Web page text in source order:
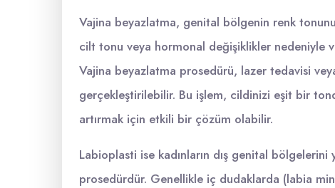
Vajina beyazlatma, genital bölgenin renk
cilt tonu veya hormonal değişiklikler nedeniyle
Vajina beyazlatma prosedürü, lazer tedavisi
gerçekleştirilebilir. Bu işlem, cildinizi eşit bir
artırmak için etkili bir çözüm olabilir.
Labioplasti ise kadınların dış genital
prosedürdür. Genellikle iç dudaklarda (labia